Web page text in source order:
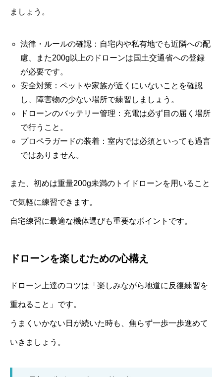
ましょう。
法律・ルールの確認：自宅内や私有地でも近隣への配
慮、また200g以上のドローンは国土交通省への登録
が必要です。
安全対策：ペットや家族が近くにいないことを確認
し、障害物の少ない場所で練習しましょう。
ドローンのバッテリー管理：充電は必ず目の届く場所
で行うこと。
プロペラガードの装着：室内では必須といっても過言
ではありません。
また、初めは重量200g未満のトイドローンを用いること
で気軽に練習できます。
自宅練習に最適な機体選びも重要なポイントです。
ドローンを楽しむための心構え
ドローン上達のコツは「楽しみながら地道に反復練習を
重ねること」です。
うまくいかない日が続いた時も、焦らず一歩一歩進めて
いきましょう。